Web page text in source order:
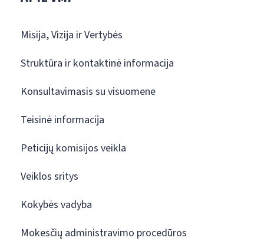
Misija, Vizija ir Vertybės
Struktūra ir kontaktinė informacija
Konsultavimasis su visuomene
Teisinė informacija
Peticijų komisijos veikla
Veiklos sritys
Kokybės vadyba
Mokesčių administravimo procedūros